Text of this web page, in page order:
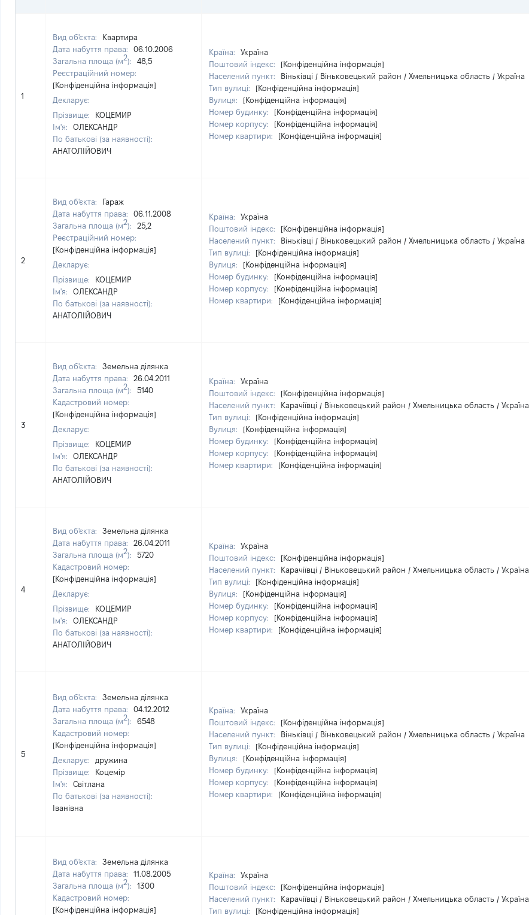
1
Вид об'єкта:
Квартира
Дата набуття права:
06.10.2006
Загальна площа (м2):
48,5
Реєстраційний номер:
[Конфіденційна інформація]
Декларує:
Прізвище:
КОЦЕМИР
Ім'я:
ОЛЕКСАНДР
По батькові (за наявності):
АНАТОЛІЙОВИЧ
Країна:
Україна
Поштовий індекс:
[Конфіденційна інформація]
Населений пункт:
Віньківці / Віньковецький район / Хмельницька область / Україна
Тип вулиці:
[Конфіденційна інформація]
Вулиця:
[Конфіденційна інформація]
Номер будинку:
[Конфіденційна інформація]
Номер корпусу:
[Конфіденційна інформація]
Номер квартири:
[Конфіденційна інформація]
2
Вид об'єкта:
Гараж
Дата набуття права:
06.11.2008
Загальна площа (м2):
25,2
Реєстраційний номер:
[Конфіденційна інформація]
Декларує:
Прізвище:
КОЦЕМИР
Ім'я:
ОЛЕКСАНДР
По батькові (за наявності):
АНАТОЛІЙОВИЧ
Країна:
Україна
Поштовий індекс:
[Конфіденційна інформація]
Населений пункт:
Віньківці / Віньковецький район / Хмельницька область / Україна
Тип вулиці:
[Конфіденційна інформація]
Вулиця:
[Конфіденційна інформація]
Номер будинку:
[Конфіденційна інформація]
Номер корпусу:
[Конфіденційна інформація]
Номер квартири:
[Конфіденційна інформація]
3
Вид об'єкта:
Земельна ділянка
Дата набуття права:
26.04.2011
Загальна площа (м2):
5140
Кадастровий номер:
[Конфіденційна інформація]
Декларує:
Прізвище:
КОЦЕМИР
Ім'я:
ОЛЕКСАНДР
По батькові (за наявності):
АНАТОЛІЙОВИЧ
Країна:
Україна
Поштовий індекс:
[Конфіденційна інформація]
Населений пункт:
Карачіївці / Віньковецький район / Хмельницька область / Україна
Тип вулиці:
[Конфіденційна інформація]
Вулиця:
[Конфіденційна інформація]
Номер будинку:
[Конфіденційна інформація]
Номер корпусу:
[Конфіденційна інформація]
Номер квартири:
[Конфіденційна інформація]
4
Вид об'єкта:
Земельна ділянка
Дата набуття права:
26.04.2011
Загальна площа (м2):
5720
Кадастровий номер:
[Конфіденційна інформація]
Декларує:
Прізвище:
КОЦЕМИР
Ім'я:
ОЛЕКСАНДР
По батькові (за наявності):
АНАТОЛІЙОВИЧ
Країна:
Україна
Поштовий індекс:
[Конфіденційна інформація]
Населений пункт:
Карачіївці / Віньковецький район / Хмельницька область / Україна
Тип вулиці:
[Конфіденційна інформація]
Вулиця:
[Конфіденційна інформація]
Номер будинку:
[Конфіденційна інформація]
Номер корпусу:
[Конфіденційна інформація]
Номер квартири:
[Конфіденційна інформація]
5
Вид об'єкта:
Земельна ділянка
Дата набуття права:
04.12.2012
Загальна площа (м2):
6548
Кадастровий номер:
[Конфіденційна інформація]
Декларує:
дружина
Прізвище:
Коцемір
Ім'я:
Світлана
По батькові (за наявності):
Іванівна
Країна:
Україна
Поштовий індекс:
[Конфіденційна інформація]
Населений пункт:
Віньківці / Віньковецький район / Хмельницька область / Україна
Тип вулиці:
[Конфіденційна інформація]
Вулиця:
[Конфіденційна інформація]
Номер будинку:
[Конфіденційна інформація]
Номер корпусу:
[Конфіденційна інформація]
Номер квартири:
[Конфіденційна інформація]
Вид об'єкта:
Земельна ділянка
Дата набуття права:
11.08.2005
Загальна площа (м2):
1300
Кадастровий номер:
[Конфіденційна інформація]
Країна:
Україна
Поштовий індекс:
[Конфіденційна інформація]
Населений пункт:
Карачіївці / Віньковецький район / Хмельницька область / Україна
Тип вулиці:
[Конфіденційна інформація]